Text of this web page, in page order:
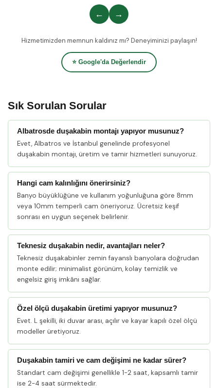
← →
Hizmetimizden memnun kaldınız mı? Deneyiminizi paylaşın!
⭐ Google'da Değerlendir
Sık Sorulan Sorular
Albatrosde duşakabin montajı yapıyor musunuz?
Evet, Albatros ve İstanbul genelinde profesyonel
duşakabin montajı, üretim ve tamir hizmetleri sunuyoruz.
Hangi cam kalınlığını önerirsiniz?
Banyo büyüklüğüne ve kullanım yoğunluğuna göre 8mm
veya 10mm temperli cam öneriyoruz. Ücretsiz keşif
sonrası en uygun seçenek belirlenir.
Teknesiz duşakabin nedir, avantajları neler?
Teknesiz duşakabinler zemin fayanslı banyolara doğrudan
monte edilir; minimalist görünüm, kolay temizlik ve
engelsiz giriş imkânı sağlar.
Özel ölçü duşakabin üretimi yapıyor musunuz?
Evet. L şekilli, iki duvar arası, açılır ve kayar kapılı özel ölçü
modeller üretiyoruz.
Duşakabin tamiri ve cam değişimi ne kadar sürer?
Standart cam değişimi genellikle 1-2 saat, kapsamlı tamir
ise 2-4 saat sürmektedir.